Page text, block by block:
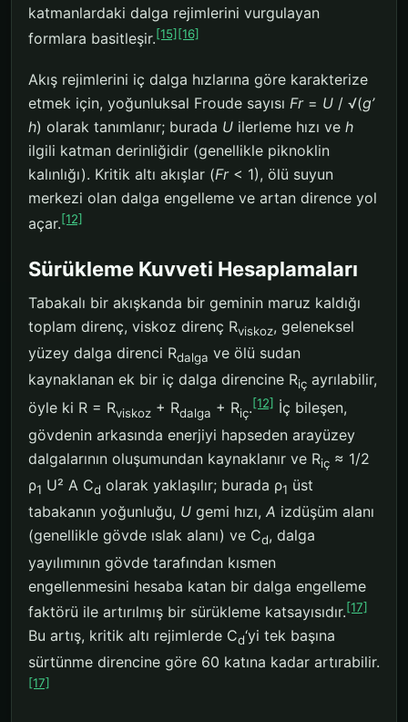
katmanlardaki dalga rejimlerini vurgulayan
formlara basitleşir.[15] [16]
Akış rejimlerini iç dalga hızlarına göre karakterize
etmek için, yoğunluksal Froude sayısı Fr= U / √(g’
h) olarak tanımlanır; burada U ilerleme hızı ve h
ilgili katman derinliğidir (genellikle piknoklin
kalınlığı). Kritik altı akışlar (Fr< 1), ölü suyun
merkezi olan dalga engelleme ve artan dirence yol
açar.[12]
Sürükleme Kuvveti Hesaplamaları
Tabakalı bir akışkanda bir geminin maruz kaldığı
toplam direnç, viskoz direnç Rviskoz, geleneksel
yüzey dalga direnci Rdalga ve ölü sudan
kaynaklanan ek bir iç dalga direncine Riç ayrılabilir,
öyle ki R = Rviskoz + Rdalga + Riç.[12] İç bileşen,
gövdenin arkasında enerjiyi hapseden arayüzey
dalgalarının oluşumundan kaynaklanır ve Riç ≈ 1/2
ρ1 U² A Cd olarak yaklaşılır; burada ρ1 üst
tabakanın yoğunluğu, U gemi hızı, A izdüşüm alanı
(genellikle gövde ıslak alanı) ve Cd, dalga
yayılımının gövde tarafından kısmen
engellenmesini hesaba katan bir dalga engelleme
faktörü ile artırılmış bir sürükleme katsayısıdır.[17]
Bu artış, kritik altı rejimlerde Cd‘yi tek başına
sürtünme direncine göre 60 katına kadar artırabilir.
[17]